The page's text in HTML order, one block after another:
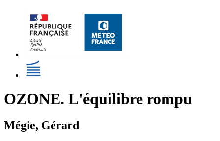
OZONE. L'équilibre rompu
Mégie, Gérard